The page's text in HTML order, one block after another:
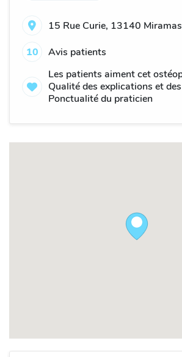
15 Rue Curie, 13140
10
Avis patients
Les patients aiment cet
Qualité des explications et
Ponctualité du praticien